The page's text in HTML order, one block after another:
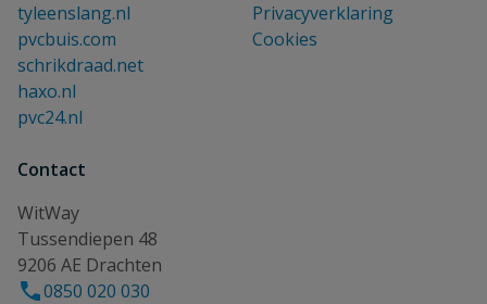
tyleenslang.nl
pvcbuis.com
schrikdraad.net
haxo.nl
pvc24.nl
Privacyverklaring
Cookies
Contact
WitWay
Tussendiepen 48
9206 AE Drachten
0850 020 030